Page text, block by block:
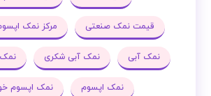
قیمت نمک صنعتی مرکز نمک
نمک آبی نمک آبی شکری نمک
نمک اپسوم نمک اپسوم